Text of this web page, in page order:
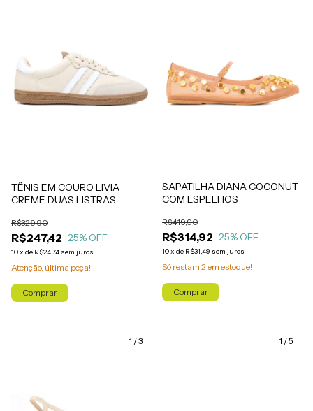
TÊNIS EM COURO LIVIA
CREME DUAS LISTRAS
R$247,42
R$329,90
25% OFF
10x de R$24,74 sem juros
Atenção, última peça!
Comprar
SAPATILHA DIANA COCONUT
COM ESPELHOS
R$314,92
R$419,90
25% OFF
10x de R$31,49 sem juros
Só restam 2em estoque!
Comprar
1 /3 1 /5